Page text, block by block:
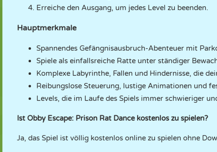
Erreiche den Ausgang, um jedes Level zu beenden.
Hauptmerkmale
Spannendes Gefängnisausbruch-Abenteuer mit
Spiele als einfallsreiche Ratte unter ständiger
Komplexe Labyrinthe, Fallen und Hindernisse, die
Reibungslose Steuerung, lustige Animationen und
Levels, die im Laufe des Spiels immer schwieriger
Ist Obby Escape: Prison Rat Dance kostenlos zu spielen?
Ja, das Spiel ist völlig kostenlos online zu spielen ohne